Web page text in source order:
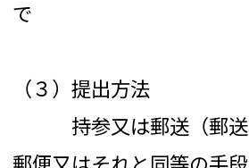
で
（３）提出方法
持参又は郵送（郵送